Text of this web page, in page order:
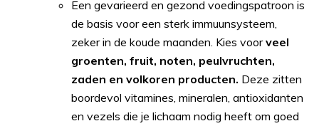
Een gevarieerd en gezond voedingspatroon is
de basis voor een sterk immuunsysteem,
zeker in de koude maanden. Kies voorveel
groenten, fruit, noten, peulvruchten,
zaden en volkoren producten. Deze zitten
boordevol vitamines, mineralen, antioxidanten
en vezels die je lichaam nodig heeft om goed